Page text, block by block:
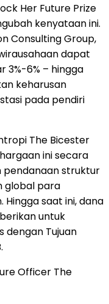
Her Future Prize
kenyataan ini.
Consulting Group,
dapat
3%-6% – hingga
keharusan
pada pendiri
The Bicester
ini secara
pendanaan struktur
global para
saat ini, dana
untuk
dengan Tujuan
Officer The